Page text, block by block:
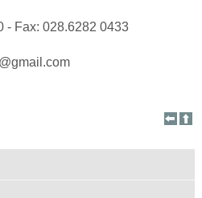
- Fax: 028.6282 0433